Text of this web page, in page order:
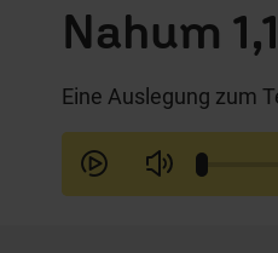
Nahum
Eine Auslegung zum